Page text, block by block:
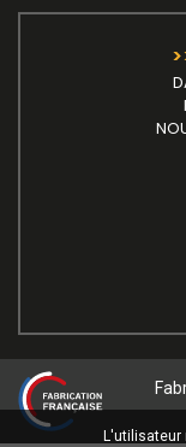
L'utilisateur